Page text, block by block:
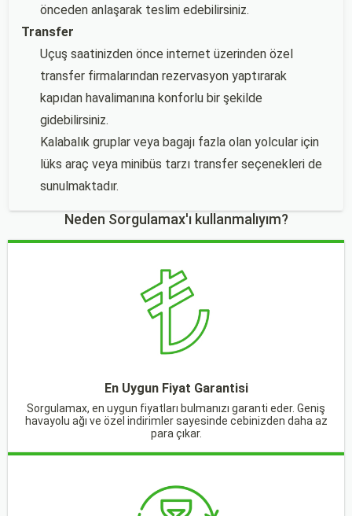
önceden anlaşarak teslim edebilirsiniz.
Transfer
Uçuş saatinizden önce internet üzerinden özel
transfer firmalarından rezervasyon yaptırarak
kapıdan havalimanına konforlu bir şekilde
gidebilirsiniz.
Kalabalık gruplar veya bagajı fazla olan yolcular için
lüks araç veya minibüs tarzı transfer seçenekleri de
sunulmaktadır.
Neden Sorgulamax'ı kullanmalıyım?
En Uygun Fiyat Garantisi
Sorgulamax, en uygun fiyatları bulmanızı garanti eder. Geniş
havayolu ağı ve özel indirimler sayesinde cebinizden daha az
para çıkar.